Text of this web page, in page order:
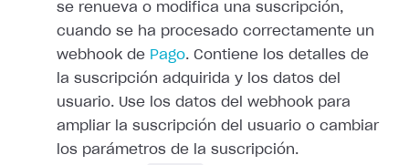
se renueva o modifica una suscripción,
cuando se ha procesado correctamente un
webhook de Pago. Contiene los detalles de
la suscripción adquirida y los datos del
usuario. Use los datos del webhook para
ampliar la suscripción del usuario o cambiar
los parámetros de la suscripción.